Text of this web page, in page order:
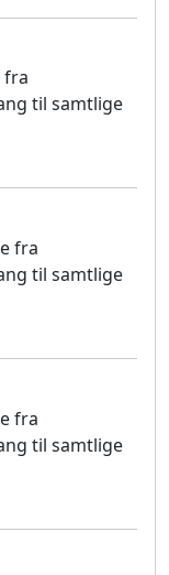
fra
til samtlige
fra
til samtlige
fra
til samtlige